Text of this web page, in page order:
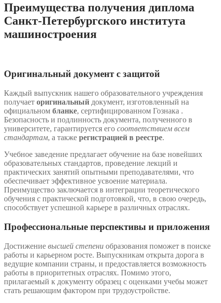
Преимущества получения диплома
Санкт-Петербургского института
машиностроения
Оригинальный документ с защитой
Каждый выпускник нашего образовательного учреждения
получает оригинальный документ, изготовленный на
официальном бланке, сертифицированном Гознака .
Безопасность и подлинность документа, полученного в
университете, гарантируется его соответствием всем
стандартам, а также регистрацией в реестре.
Учебное заведение предлагает обучение на базе новейших
образовательных стандартов, проведение лекций и
практических занятий опытными преподавателями, что
обеспечивает эффективное усвоение материала.
Преимущество заключается в интеграции теоретического
обучения с практической подготовкой, что, в свою очередь,
способствует успешной карьере в различных отраслях.
Профессиональные перспективы и приложения
Достижение высшей степени образования поможет в поиске
работы и карьерном росте. Выпускникам открыта дорога в
ведущие компании страны, и предоставляется возможность
работы в приоритетных отраслях. Помимо этого,
прилагаемый к документу образец с оценками учебы может
стать решающим фактором при трудоустройстве.